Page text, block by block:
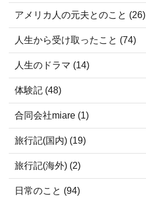
アメリカ人の元夫とのこと (26)
人生から受け取ったこと (74)
人生のドラマ (14)
体験記 (48)
合同会社miare (1)
旅行記(国内) (19)
旅行記(海外) (2)
日常のこと (94)